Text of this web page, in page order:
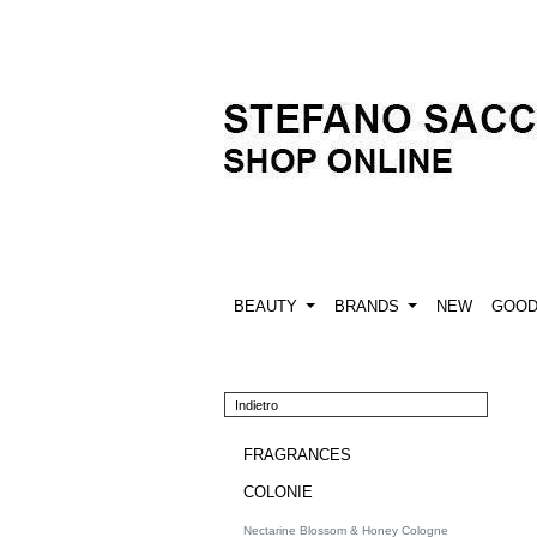
BEAUTY BRANDS NEW
Indietro
FRAGRANCES
COLONIE
Nectarine Blossom & Honey Cologne